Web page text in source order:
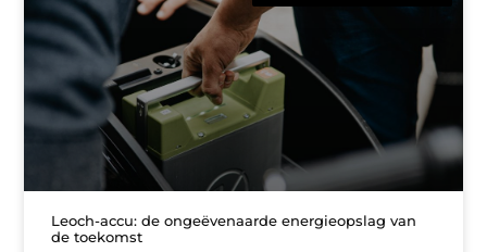
Leoch-accu: de ongeëvenaarde energieopslag van
de toekomst